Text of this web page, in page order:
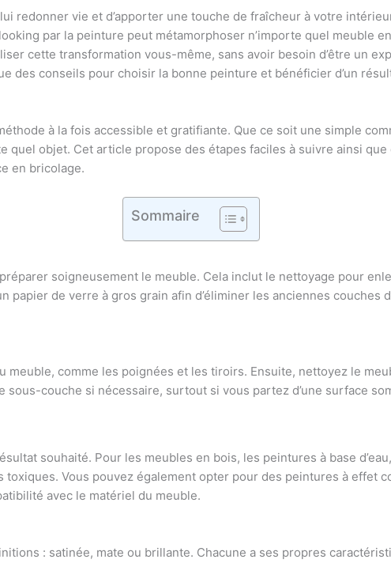
redonner vie et d’apporter une touche de fraîcheur à votre
par la peinture peut métamorphoser n’importe quel meuble
cette transformation vous-même, sans avoir besoin d’être un
des conseils pour choisir la bonne peinture et bénéficier d’un
à la fois accessible et gratifiante. Que ce soit une simple
quel objet. Cet article propose des étapes faciles à suivre ainsi
en bricolage.
Sommaire
soigneusement le meuble. Cela inclut le nettoyage pour
papier de verre à gros grain afin d’éliminer les anciennes
meuble, comme les poignées et les tiroirs. Ensuite, nettoyez le
sous-couche si nécessaire, surtout si vous partez d’une surface
souhaité. Pour les meubles en bois, les peintures à base
Vous pouvez également opter pour des peintures à effet
avec le matériel du meuble.
: satinée, mate ou brillante. Chacune a ses propres